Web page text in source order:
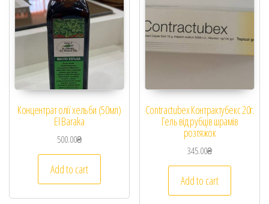
Концентрат олії хельби (50мл)
El Baraka
500.00₴
Add to cart
Contractubex Контрактубекс 20г.
Гель від рубців шрамів
розтяжок
345.00₴
Add to cart